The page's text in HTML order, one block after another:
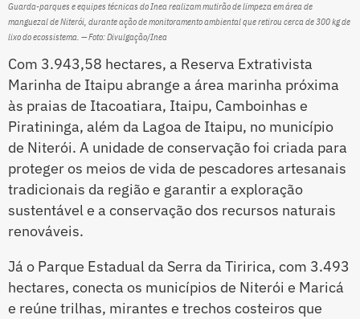
Guarda-parques e equipes técnicas do Inea realizam mutirão de limpeza em área de
manguezal de Niterói, durante ação de monitoramento ambiental que retirou cerca de 300 kg de
lixo do ecossistema. — Foto: Divulgação/Inea
Com 3.943,58 hectares, a Reserva Extrativista
Marinha de Itaipu abrange a área marinha próxima
às praias de Itacoatiara, Itaipu, Camboinhas e
Piratininga, além da Lagoa de Itaipu, no município
de Niterói. A unidade de conservação foi criada para
proteger os meios de vida de pescadores artesanais
tradicionais da região e garantir a exploração
sustentável e a conservação dos recursos naturais
renováveis.
Já o Parque Estadual da Serra da Tiririca, com 3.493
hectares, conecta os municípios de Niterói e Maricá
e reúne trilhas, mirantes e trechos costeiros que